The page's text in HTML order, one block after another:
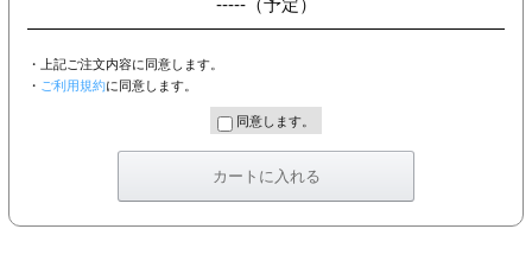
リーブ
-----（予定）
・上記ご注文内容に同意します。
・ ご利用規約に同意します。
同意します。